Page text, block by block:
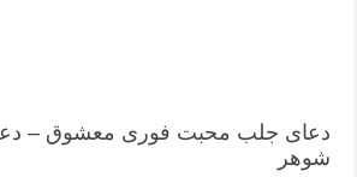
دعای جلب محبت فوری معشوق –
شوهر